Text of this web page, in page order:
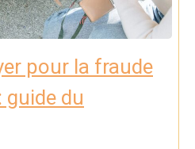
pour la fraude
guide du